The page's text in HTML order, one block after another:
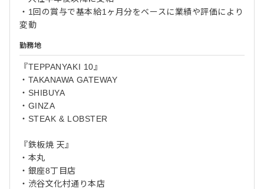
・1回の賞与で基本給1ヶ月分をベースに業績や評価により
変動
勤務地
『TEPPANYAKI 10』
・TAKANAWA GATEWAY
・SHIBUYA
・GINZA
・STEAK & LOBSTER
『鉄板焼 天』
・本丸
・銀座8丁目店
・渋谷文化村通り本店